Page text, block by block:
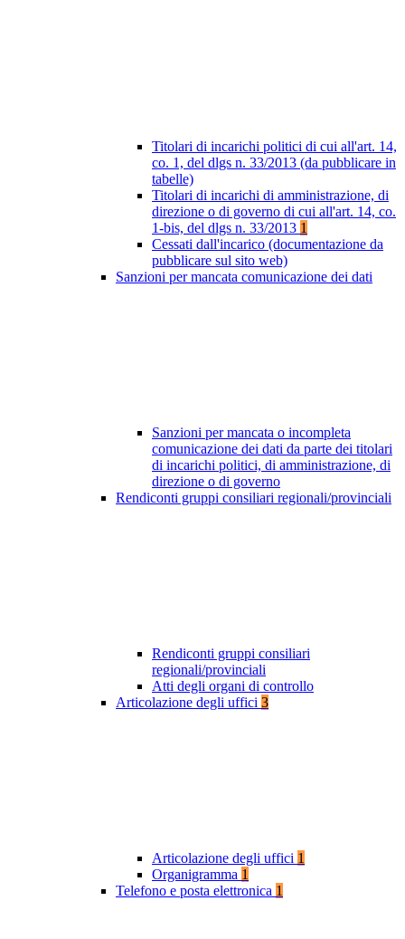
Titolari di incarichi politici di cui all'art. 14,
co. 1, del dlgs n. 33/2013 (da pubblicare in
tabelle)
Titolari di incarichi di amministrazione, di
direzione o di governo di cui all'art. 14, co.
1-bis, del dlgs n. 33/2013 1
Cessati dall'incarico (documentazione da
pubblicare sul sito web)
Sanzioni per mancata comunicazione dei dati
Sanzioni per mancata o incompleta
comunicazione dei dati da parte dei titolari
di incarichi politici, di amministrazione, di
direzione o di governo
Rendiconti gruppi consiliari regionali/provinciali
Rendiconti gruppi consiliari
regionali/provinciali
Atti degli organi di controllo
Articolazione degli uffici 3
Articolazione degli uffici 1
Organigramma 1
Telefono e posta elettronica 1